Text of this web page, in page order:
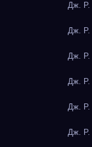
Дж. Р.
Дж. Р.
Дж. Р.
Дж. Р.
Дж. Р.
Дж. Р.